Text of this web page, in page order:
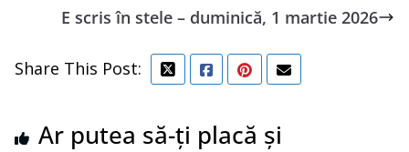
E scris în stele – duminică, 1 martie 2026
Share This Post:
Ar putea să-ți placă și